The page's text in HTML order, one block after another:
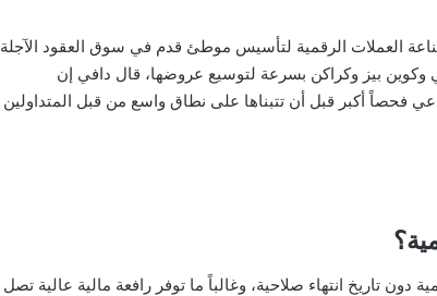
العملات الرقمية لتأسيس موطئ قدم في سوق العقود الآجلة
وكوين بيز وكراكن بسرعة لتوسيع عروضها، قال دافي إن
فحصاً أكبر قبل أن تتبناها على نطاق واسع من قبل المتداولين
تاريخ انتهاء صلاحية، وغالباً ما توفر رافعة مالية عالية تصل